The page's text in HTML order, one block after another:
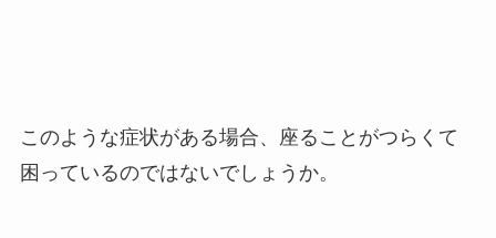
このような症状がある場合、 座ることがつらくて
困っているのではないでしょうか。